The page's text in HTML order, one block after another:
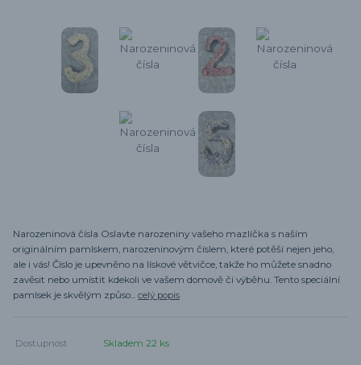
Narozeninová čísla Oslavte narozeniny vašeho mazlíčka s naším
originálním pamlskem, narozeninovým číslem, které potěší nejen jeho,
ale i vás! Číslo je upevněno na lískové větvičce, takže ho můžete snadno
zavěsit nebo umístit kdekoli ve vašem domově či výběhu. Tento speciální
pamlsek je skvělým způso... celý popis
Dostupnost Skladem 22 ks